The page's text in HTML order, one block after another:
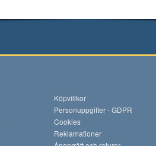
Köpvillkor
Personuppgifter - GDPR
Cookies
Reklamationer